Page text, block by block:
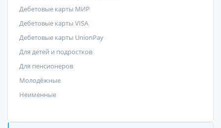
Дебетовые карты МИР
Дебетовые карты VISA
Дебетовые карты UnionPay
Для детей и подростков
Для пенсионеров
Молодёжные
Неименные